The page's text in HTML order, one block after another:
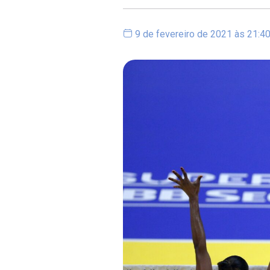
9 de fevereiro de 2021 às 21:40